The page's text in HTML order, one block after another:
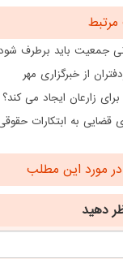
مرتبط
جمعیت باید برطرف
از خبرگزاری مهر
زارعان ایجاد می کند؟
به ابتکارات
در مورد این مطلب
دهید